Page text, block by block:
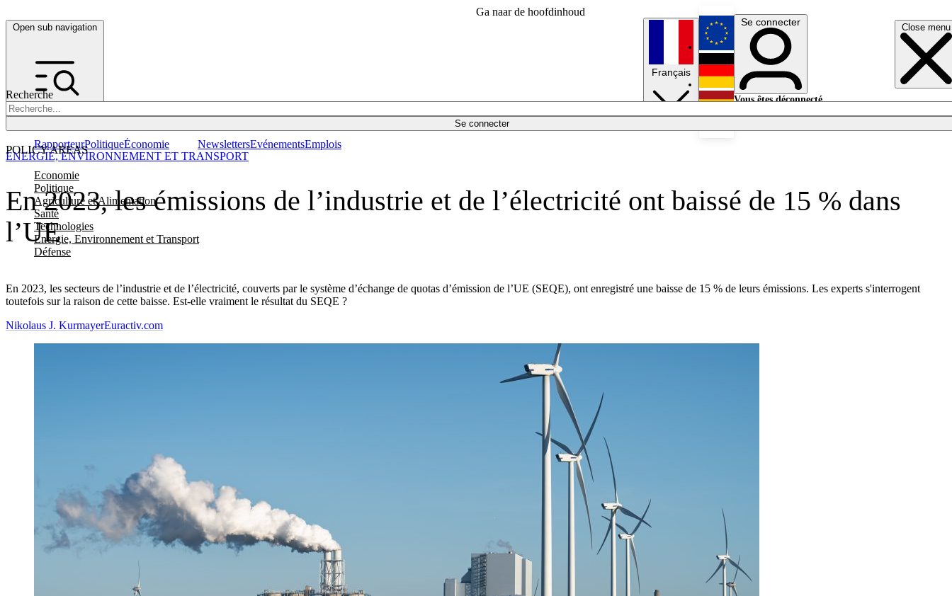
Ga naar de hoofdinhoud
Open sub navigation Close menu
Recherche
Se connecter
POLICY AREAS
Economie
Politique
Agriculture et Alimentation
Santé
Technologies
Energie, Environnement et Transport
Défense
RapporteurPolitiqueÉconomie NewslettersEvénementsEmplois
Français
English
Deutsch
Se connecter
Vous êtes déconnecté.
En 2023, les émissions de l’industrie et de l’électricité ont baissé de 15 % dans
l’UE
En 2023, les secteurs de l’industrie et de l’électricité, couverts par le système d’échange de quotas d’émission de l’UE (SEQE), ont enregistré une baisse de 15 % de leurs émissions. Les experts s'interrogent
toutefois sur la raison de cette baisse. Est-elle vraiment le résultat du SEQE ?
ENERGIE, ENVIRONNEMENT ET TRANSPORT
Nikolaus J. KurmayerEuractiv.com